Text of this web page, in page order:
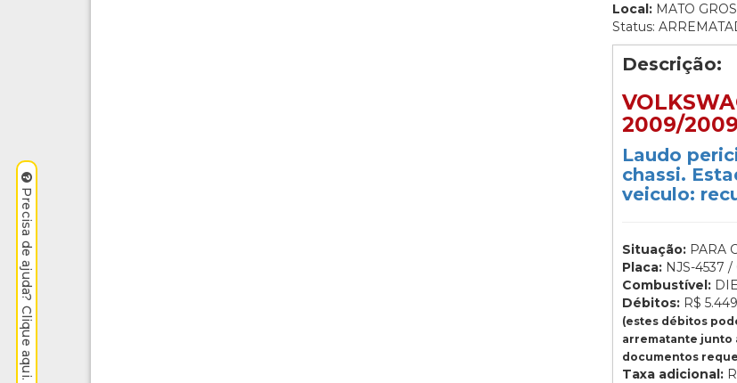
Local: MATO
Status:
Descrição:
2009/
Laudo
chassi.
veiculo:
Situação: PARA
Placa: NJS-4537
Combustível:
Débitos: R$
(estes débitos
arrematante junto
documentos
Taxa adicional:
Precisa de ajuda? Clique aqui.